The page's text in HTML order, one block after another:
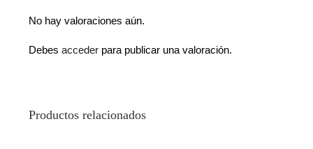
No hay valoraciones aún.
Debesacceder para publicar una valoración.
Productos relacionados